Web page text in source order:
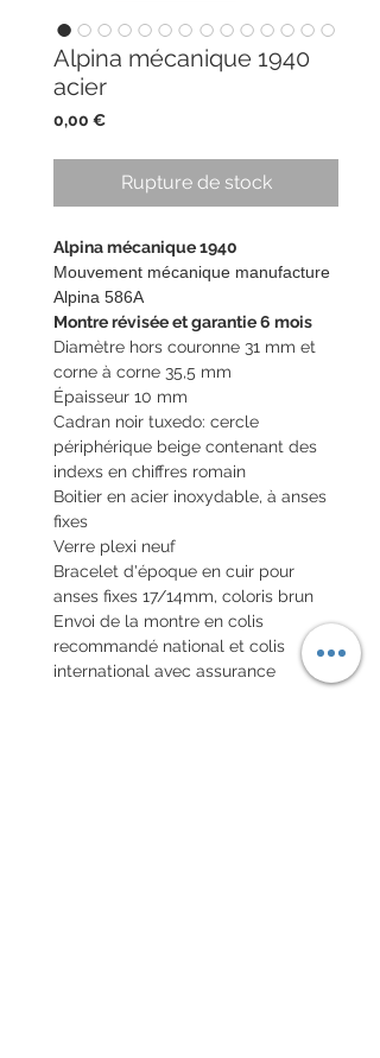
Alpina mécanique 1940
acier
0,00 €Prix
Rupture de stock
Alpina mécanique 1940
Mouvement mécanique manufacture
Alpina 586A
Montre révisée et garantie 6 mois
Diamètre hors couronne 31 mm et
corne à corne 35,5 mm
Épaisseur 10 mm
Cadran noir tuxedo: cercle
périphérique beige contenant des
indexs en chiffres romain
Boitier en acier inoxydable, à anses
fixes
Verre plexi neuf
Bracelet d'époque en cuir pour
anses fixes 17/14mm, coloris brun
Envoi de la montre en colis
recommandé national et colis
international avec assurance